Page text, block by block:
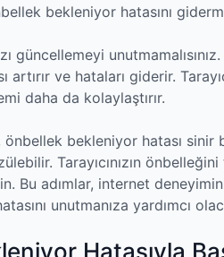
bekleniyor hatasını
güncellemeyi
artırır ve hataları giderir.
daha da kolaylaştırır.
bekleniyor hatası sinir
Tarayıcınızın
Bu adımlar, internet
unutmanıza yardımcı
Hatasıyla